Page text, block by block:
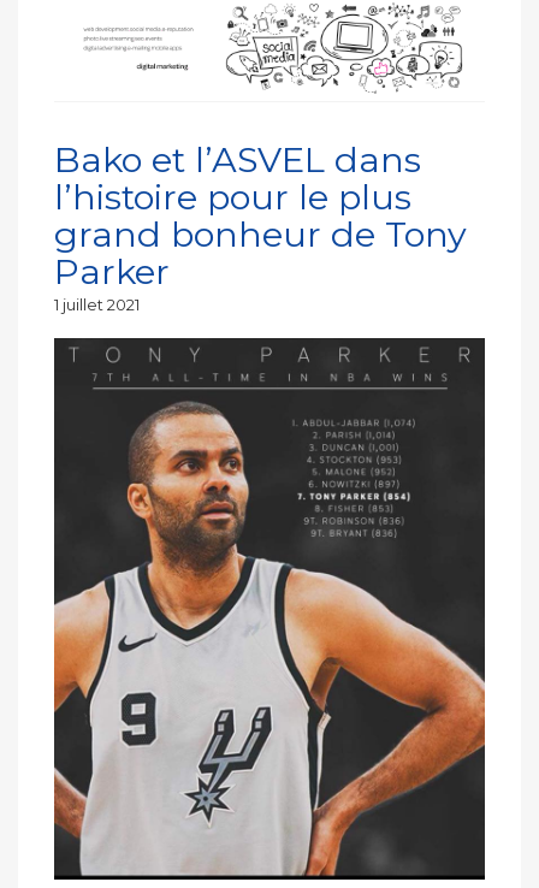
Bako et l’ASVEL dans
l’histoire pour le plus
grand bonheur de Tony
Parker
Publié
1 juillet 2021